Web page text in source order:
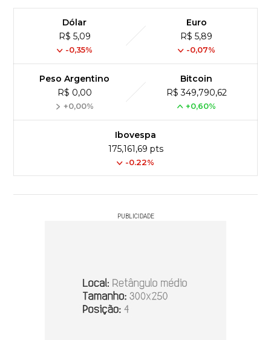
Dólar
R$ 5,09
-0,35%
Euro
R$ 5,89
-0,07%
Peso Argentino
R$ 0,00
+0,00%
Bitcoin
R$ 349,790,62
+0,60%
Ibovespa
175,161,69 pts
-0.22%
PUBLICIDADE